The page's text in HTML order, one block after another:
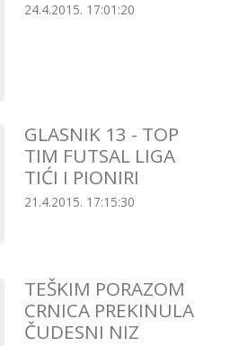
24.4.2015. 17:01:20
GLASNIK 13 - TOP
TIM FUTSAL LIGA
TIĆI I PIONIRI
21.4.2015. 17:15:30
TEŠKIM PORAZOM
CRNICA PREKINULA
ČUDESNI NIZ